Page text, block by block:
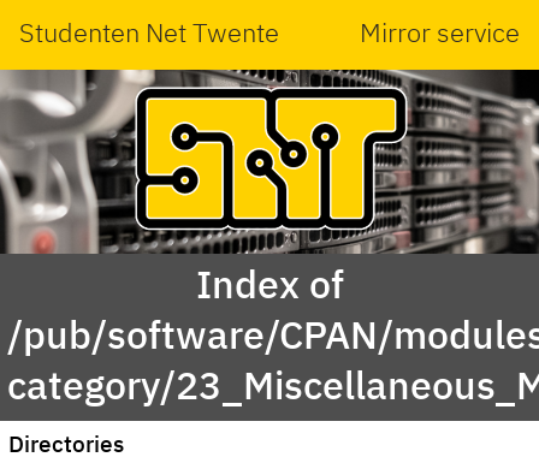
Studenten Net Twente Mirror service
Index of
/pub/software/CPAN/
category/
Directories